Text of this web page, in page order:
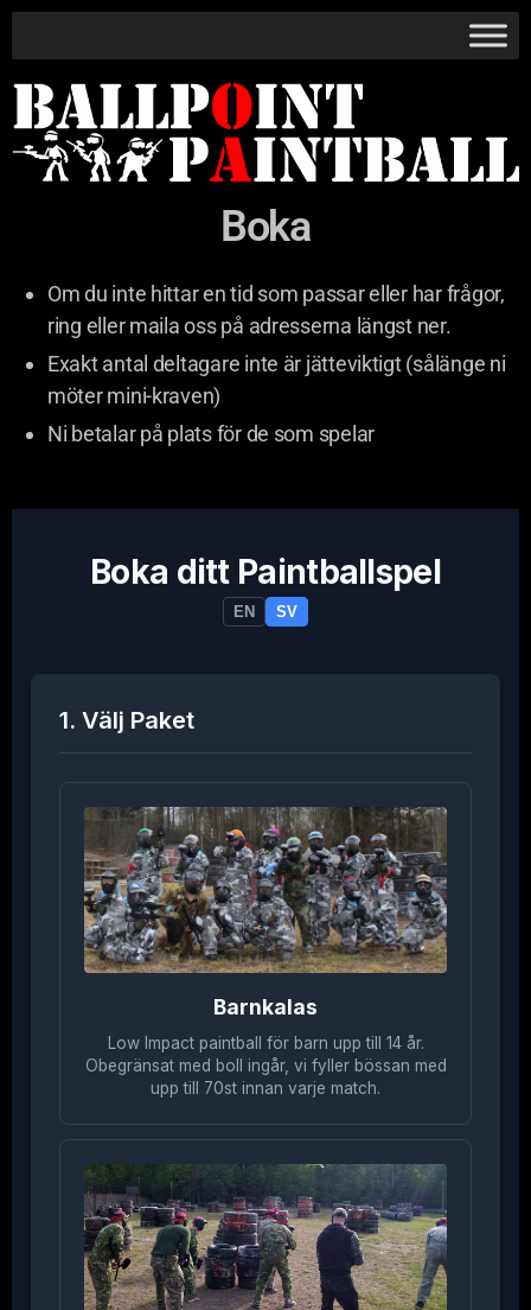
Boka
Om du inte hittar en tid som passar eller har frågor,
ring eller maila oss på adresserna längst ner.
Exakt antal deltagare inte är jätteviktigt (sålänge ni
möter mini-kraven)
Ni betalar på plats för de som spelar